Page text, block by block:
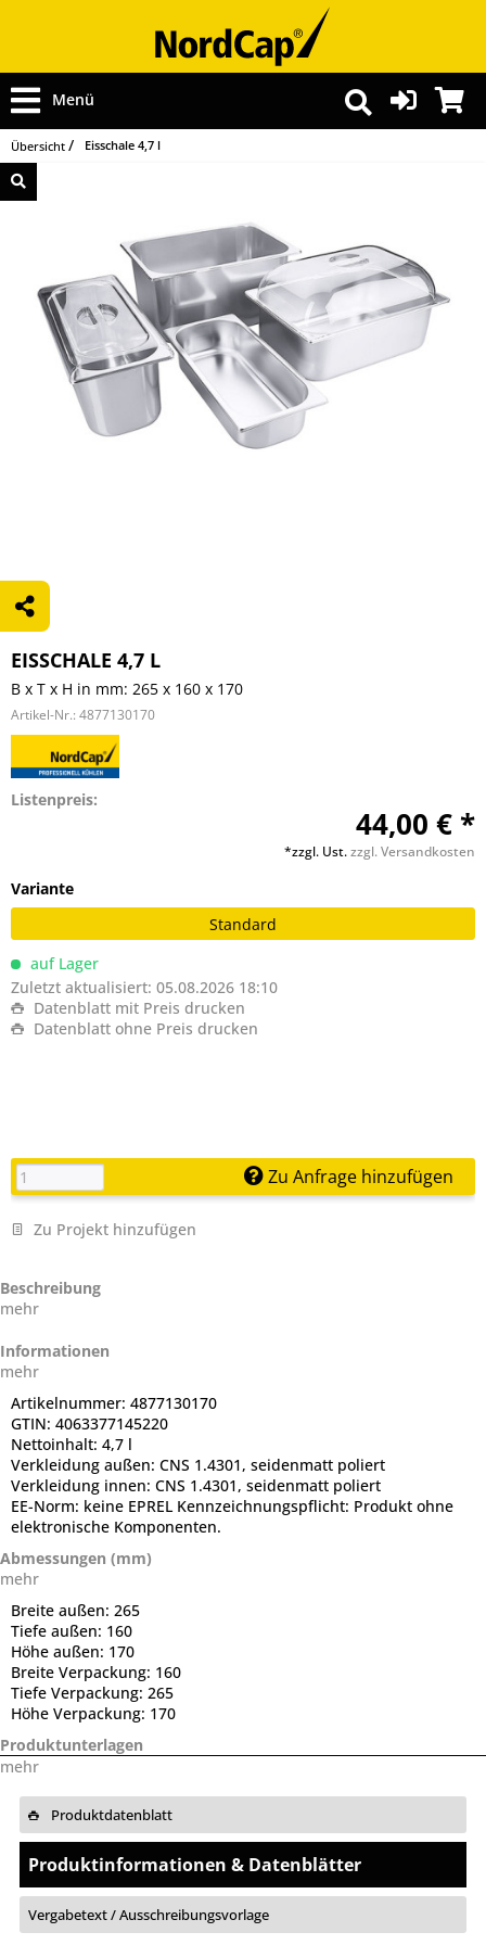
Menü
Übersicht Eisschale 4,7 l
EISSCHALE 4,7 L
B x T x H in mm: 265 x 160 x 170
Artikel-Nr.: 4877130170
Listenpreis:
44,00 € *
*zzgl. Ust.zzgl. Versandkosten
Variante
Standard
auf Lager
Zuletzt aktualisiert: 05.08.2026 18:10
Datenblatt mit Preis drucken
Datenblatt ohne Preis drucken
Zu Anfrage hinzufügen
Zu Projekt hinzufügen
Beschreibung
mehr
Informationen
mehr
Artikelnummer: 4877130170
GTIN: 4063377145220
Nettoinhalt: 4,7 l
Verkleidung außen: CNS 1.4301, seidenmatt poliert
Verkleidung innen: CNS 1.4301, seidenmatt poliert
EE-Norm: keine EPREL Kennzeichnungspflicht: Produkt ohne
elektronische Komponenten.
Abmessungen (mm)
mehr
Breite außen: 265
Tiefe außen: 160
Höhe außen: 170
Breite Verpackung: 160
Tiefe Verpackung: 265
Höhe Verpackung: 170
Produktunterlagen
mehr
Produktdatenblatt
Produktinformationen & Datenblätter
Vergabetext / Ausschreibungsvorlage